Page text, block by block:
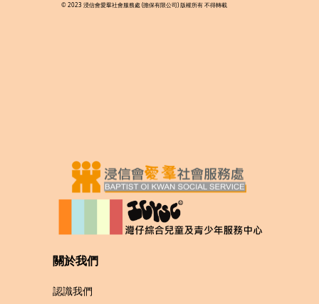
© 2023 浸信會愛羣社會服務處 (擔保有限公司) 版權所有 不得轉載
關於我們
認識我們